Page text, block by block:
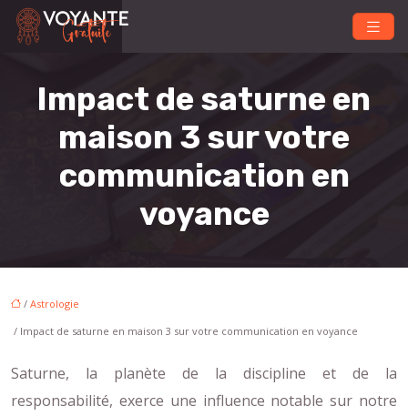
Impact de saturne en
maison 3 sur votre
communication en
voyance
/ Astrologie
/ Impact de saturne en maison 3 sur votre communication en voyance
Saturne, la planète de la discipline et de la
responsabilité, exerce une influence notable sur notre